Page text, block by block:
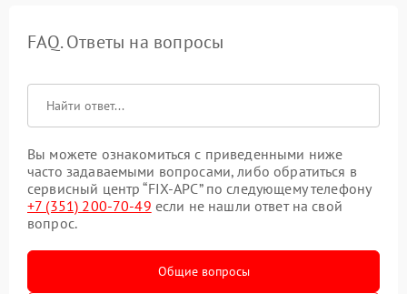
FAQ. Ответы на вопросы
Вы можете ознакомиться с приведенными ниже
часто задаваемыми вопросами, либо обратиться в
сервисный центр “FIX-APC” по следующему телефону
+7 (351) 200-70-49 если не нашли ответ на свой
вопрос.
Общие вопросы